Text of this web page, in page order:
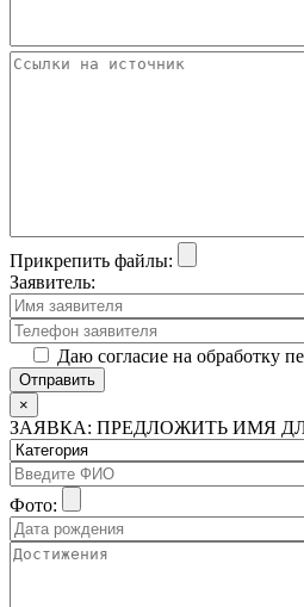
Прикрепить файлы:
Заявитель:
Даю согласие на обработку
×
ЗАЯВКА: ПРЕДЛОЖИТЬ ИМЯ
Фото: